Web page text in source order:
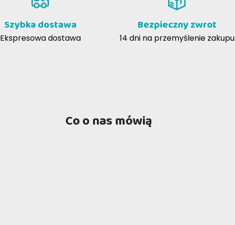
genere e son due anni che lo
Szybka dostawa
Ekspresowa dostawa
Bezpieczny zwrot
14 dni na przemyślenie zakupu
Co o nas mówią